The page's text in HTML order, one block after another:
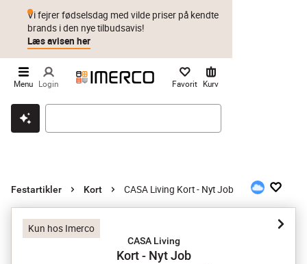
Klik & hent Byt i 1 år Prismatch
Vi fejrer fødselsdag med vilde priser på kendte
brands i den nye tilbudsavis!
Læs avisen her
Menu Login Favorit Kurv
Festartikler Kort CASA Living Kort - Nyt Job
Kun hos Imerco
CASA Living
Kort - Nyt Job